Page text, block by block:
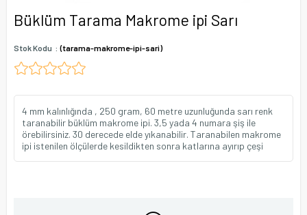
Büklüm Tarama Makrome ipi Sarı
Stok Kodu (tarama-makrome-ipi-sari)
4 mm kalınlığında , 250 gram, 60 metre uzunluğunda sarı renk
taranabilir büklüm makrome ipi. 3,5 yada 4 numara şiş ile
örebilirsiniz. 30 derecede elde yıkanabilir. Taranabilen makrome
ipi istenilen ölçülerde kesildikten sonra katlarına ayırıp çeşi